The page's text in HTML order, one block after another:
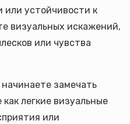
или устойчивости к
визуальных искажений,
или чувства
замечать
легкие визуальные
или